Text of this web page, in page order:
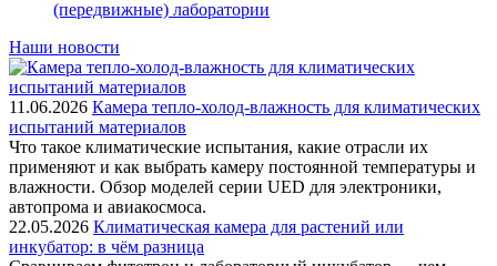
(передвижные) лаборатории
Наши новости
11.06.2026 Камера тепло-холод-влажность для климатических
испытаний материалов
Что такое климатические испытания, какие отрасли их
применяют и как выбрать камеру постоянной температуры и
влажности. Обзор моделей серии UED для электроники,
автопрома и авиакосмоса.
22.05.2026 Климатическая камера для растений или
инкубатор: в чём разница